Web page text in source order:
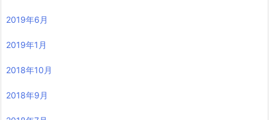
2019年6月
2019年1月
2018年10月
2018年9月